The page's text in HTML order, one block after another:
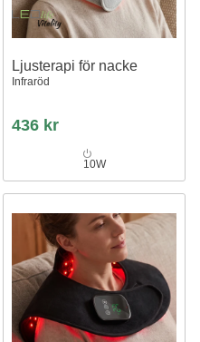
Ljusterapi för nacke
Infraröd
436 kr
10W